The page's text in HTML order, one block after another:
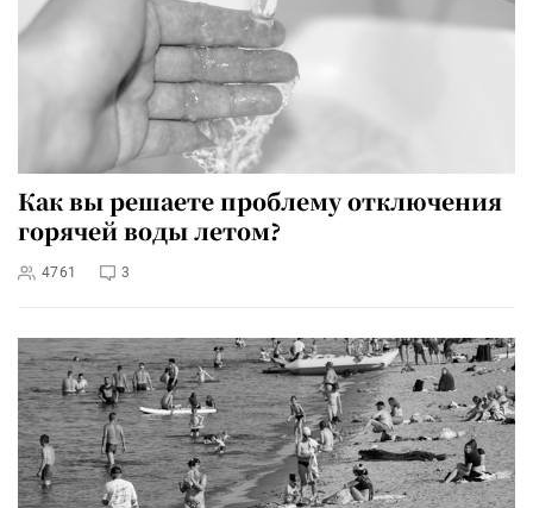
Как вы решаете проблему отключения
горячей воды летом?
4761 3